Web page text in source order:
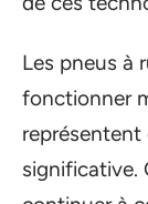
Les pneus à
fonctionner
représentent
significative.